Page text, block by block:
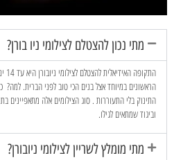
מתי נכון להצטלם לצילומי ניו בורן?
הראשונים במיוחד אצל בנים הכי טוב לפני הברית. למה?
התינוק בלי התעוררות . סוג הצילומים אלה מתאפיינים
וביגוד שמתאים לגילו.
מתי מומלץ לשריין לצילומי ניובורן?